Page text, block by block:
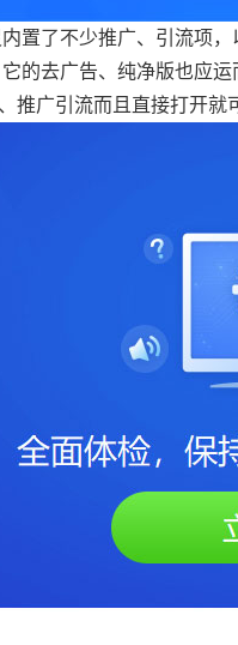
置了不少推广、引流项
的去广告、纯净版也应
推广引流而且直接打开就